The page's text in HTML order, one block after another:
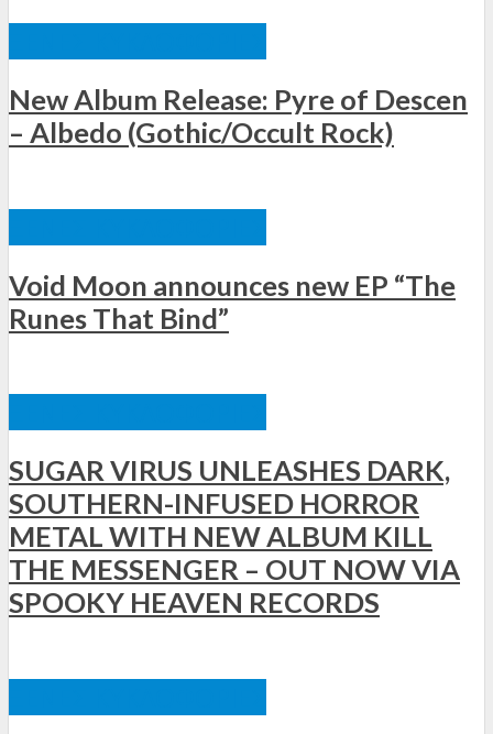
New Album Release: Pyre of Descen
– Albedo (Gothic/Occult Rock)
Void Moon announces new EP “The
Runes That Bind”
SUGAR VIRUS UNLEASHES DARK,
SOUTHERN-INFUSED HORROR
METAL WITH NEW ALBUM KILL
THE MESSENGER – OUT NOW VIA
SPOOKY HEAVEN RECORDS